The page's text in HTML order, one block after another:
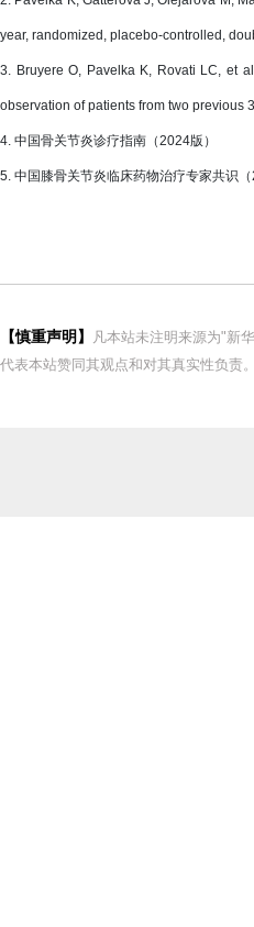
year, randomized, placebo-controlled,
3. Bruyere O, Pavelka K, Rovati LC, et
observation of patients from two previous
4. 中国骨关节炎诊疗指南（2024版）
5. 中国膝骨关节炎临床药物治疗专家共识（
【慎重声明】
凡本站未注明来源为"新
代表本站赞同其观点和对其真实性负责